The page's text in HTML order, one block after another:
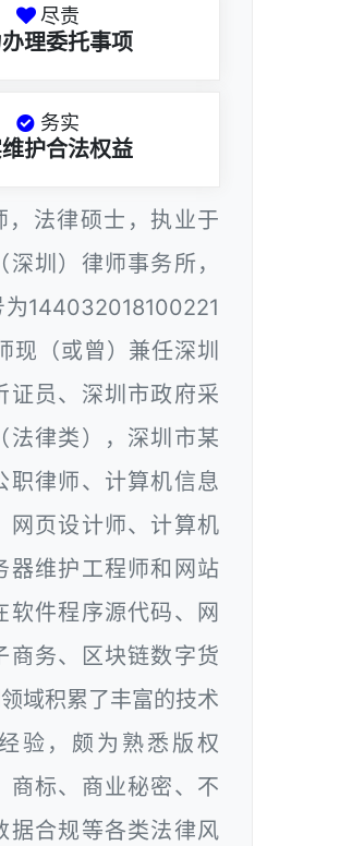
尽责
理委托事项
务实
护合法权益
，法律硕士，执业于
圳）律师事务所，
为144032018100221
现（或曾）兼任深圳
证员、深圳市政府采
法律类），深圳市某
职律师、计算机信息
网页设计师、计算机
器维护工程师和网站
软件程序源代码、网
商务、区块链数字货
域积累了丰富的技术
验，颇为熟悉版权
商标、商业秘密、不
据合规等各类法律风